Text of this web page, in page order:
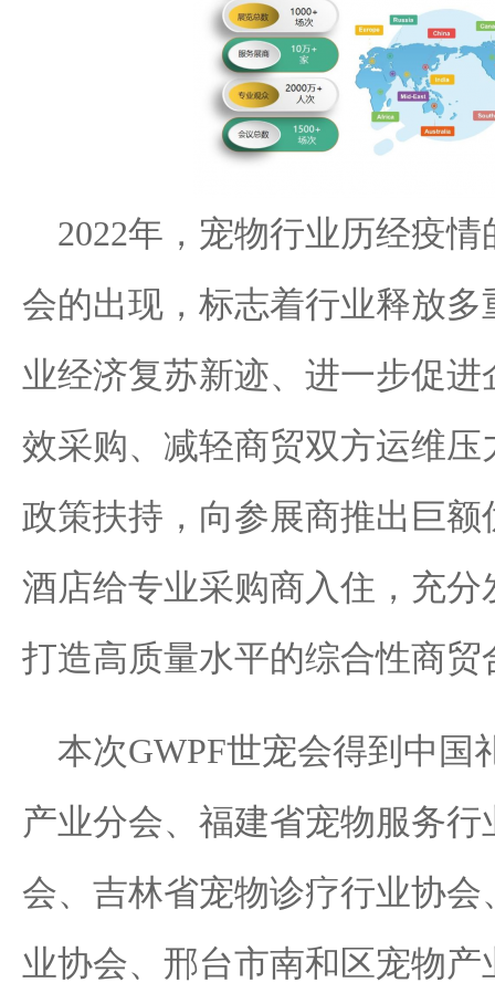
2022年，宠物行业历经疫
会的出现，标志着行业释放
业经济复苏新迹、进一步促
效采购、减轻商贸双方运维
政策扶持，向参展商推出巨额
酒店给专业采购商入住，充
打造高质量水平的综合性商贸
本次GWPF世宠会得到中
产业分会、福建省宠物服务
会、吉林省宠物诊疗行业协
业协会、邢台市南和区宠物